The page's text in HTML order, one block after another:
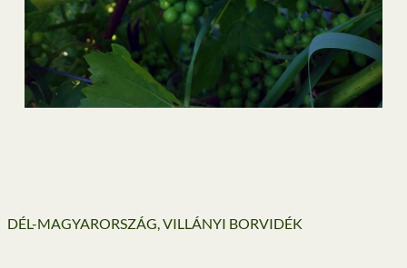
DÉL-MAGYARORSZÁG, VILLÁNYI BORVIDÉK